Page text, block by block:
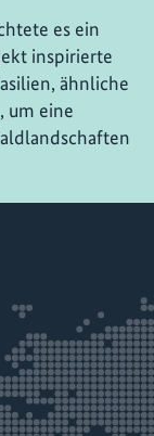
es ein
inspirierte
ähnliche
um eine